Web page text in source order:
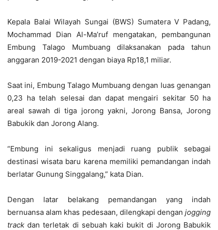
Kepala Balai Wilayah Sungai (BWS) Sumatera V Padang,
Mochammad Dian Al-Ma’ruf mengatakan, pembangunan
Embung Talago Mumbuang dilaksanakan pada tahun
anggaran 2019-2021 dengan biaya Rp18,1 miliar.
Saat ini, Embung Talago Mumbuang dengan luas genangan
0,23 ha telah selesai dan dapat mengairi sekitar 50 ha
areal sawah di tiga jorong yakni, Jorong Bansa, Jorong
Babukik dan Jorong Alang.
“Embung ini sekaligus menjadi ruang publik sebagai
destinasi wisata baru karena memiliki pemandangan indah
berlatar Gunung Singgalang,” kata Dian.
Dengan latar belakang pemandangan yang indah
bernuansa alam khas pedesaan, dilengkapi dengan jogging
track dan terletak di sebuah kaki bukit di Jorong Babukik